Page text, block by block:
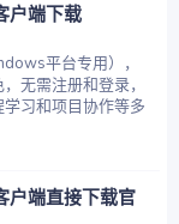
户端下载
平台专用），
无需注册和登录，
习和项目协作等多
户端直接下载官